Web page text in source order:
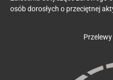
osób dorosłych o przeciętnej